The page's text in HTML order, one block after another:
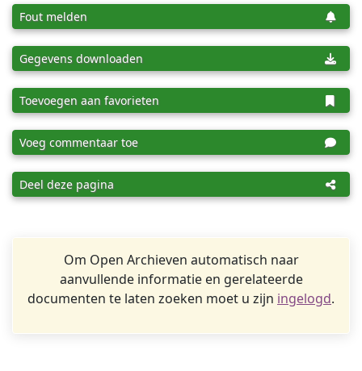
Fout melden
Gegevens downloaden
Toevoegen aan favorieten
Voeg commentaar toe
Deel deze pagina
Om Open Archieven automatisch naar
aanvullende informatie en gerelateerde
documenten te laten zoeken moet u zijn ingelogd.